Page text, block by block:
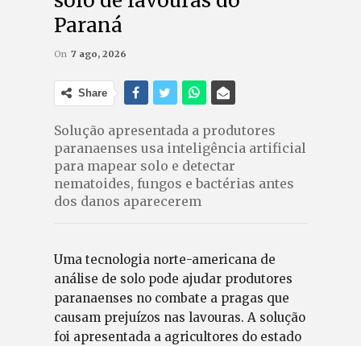
Paraná
On 7 ago, 2026
Share
Solução apresentada a produtores
paranaenses usa inteligência artificial
para mapear solo e detectar
nematoides, fungos e bactérias antes
dos danos aparecerem
Uma tecnologia norte-americana de
análise de solo pode ajudar produtores
paranaenses no combate a pragas que
causam prejuízos nas lavouras. A solução
foi apresentada a agricultores do estado